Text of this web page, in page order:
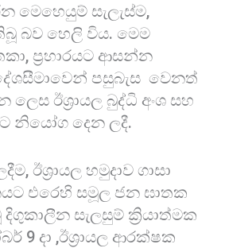
මෙහෙයුම් සැලැස්ම,
බව හෙලි විය. මෙම
ප්‍රහාරයට ආසන්න
පසුබැස වෙනත්
ඊශ්‍රායල බුද්ධි අංශ සහ
නියෝග දෙන ලදී.
ඊශ්‍රායල හමුදාව ගාසා
එරෙහි සමූල ජන ඝාතක
සැලසුම් ක්‍රියාත්මක
9 දා ,ඊශ්‍රායල ආරක්ෂක